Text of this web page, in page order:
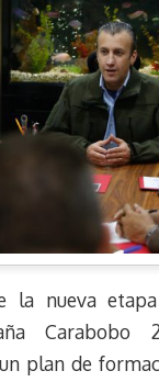
la nueva
Carabobo
plan de